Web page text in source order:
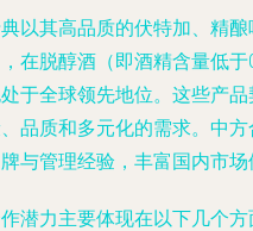
以其高品质的伏特加、精
在脱醇酒（即酒精含量低
于全球领先地位。这些产
品质和多元化的需求。中
与管理经验，丰富国内市场
潜力主要体现在以下几个